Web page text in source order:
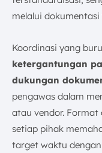
7. Contoh
8. Contoh
9. Contoh
10. Contoh
11. Contoh
12. SPK Jasa
13. Contoh
14. Contoh
Mekanikal dan
melalui
Koordinasi yang
ketergantungan
dukungan
pengawas dalam
atau vendor.
setiap pihak
target waktu dengan